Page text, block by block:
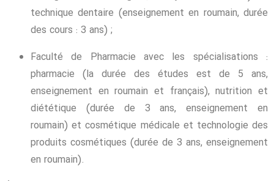
technique dentaire (enseignement en roumain, durée
des cours : 3 ans) ;
Faculté de Pharmacie avec les spécialisations :
pharmacie (la durée des études est de 5 ans,
enseignement en roumain et français), nutrition et
diététique (durée de 3 ans, enseignement en
roumain) et cosmétique médicale et technologie des
produits cosmétiques (durée de 3 ans, enseignement
en roumain).